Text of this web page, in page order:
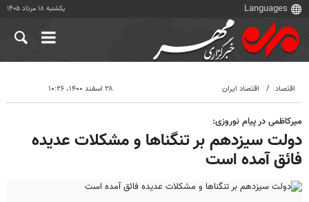
یکشنبه ۱۸ مرداد ۱۴۰۵
اقتصاد اقتصاد ایران ۲۸ اسفند ۱۴۰۰، ۱۰:۲۶
میرکاظمی در پیام نوروزی:
دولت سیزدهم بر تنگناها و مشکلات عدیده
فائق آمده است